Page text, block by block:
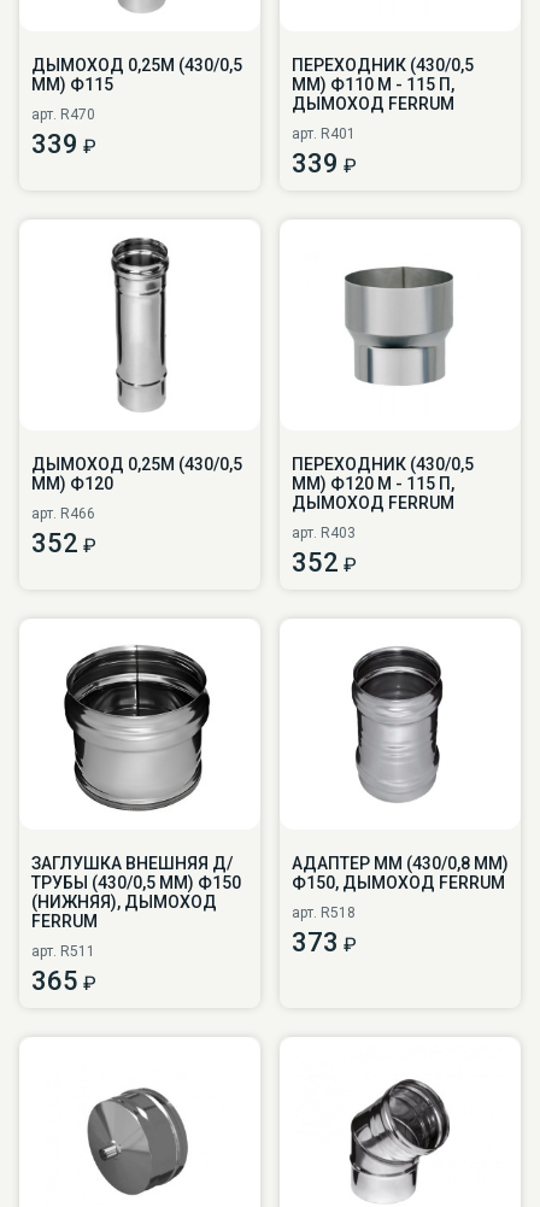
ДЫМОХОД 0,25М (430/0,5
ММ) Ф115
арт. R470
339 ₽
ПЕРЕХОДНИК (430/0,5
ММ) Ф110 М - 115 П,
ДЫМОХОД FERRUM
арт. R401
339 ₽
ДЫМОХОД 0,25М (430/0,5
ММ) Ф120
арт. R466
352 ₽
ПЕРЕХОДНИК (430/0,5
ММ) Ф120 М - 115 П,
ДЫМОХОД FERRUM
арт. R403
352 ₽
ЗАГЛУШКА ВНЕШНЯЯ Д/
ТРУБЫ (430/0,5 ММ) Ф150
(НИЖНЯЯ), ДЫМОХОД
FERRUM
арт. R511
365 ₽
АДАПТЕР ММ (430/0,8 ММ)
Ф150, ДЫМОХОД FERRUM
арт. R518
373 ₽